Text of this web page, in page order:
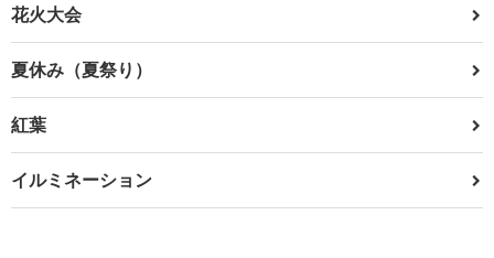
花火大会
夏休み（夏祭り）
紅葉
イルミネーション